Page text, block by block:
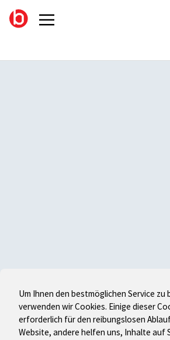
Um Ihnen den bestmöglichen Service zu
verwenden wir Cookies. Einige dieser
erforderlich für den reibungslosen
Website, andere helfen uns, Inhalte auf